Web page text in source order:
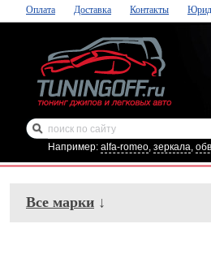
Оплата Доставка Контакты
Например: alfa-romeo, зеркала,
Все марки ↓